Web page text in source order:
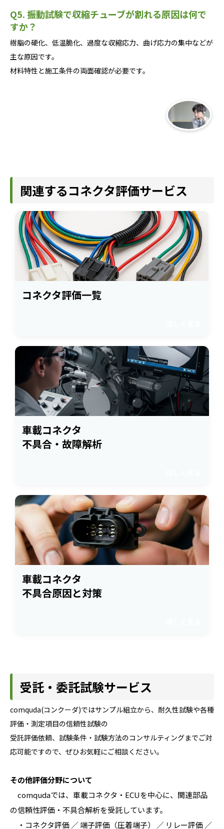
Q5. 振動試験で収縮チューブが割れる原因は何で
すか？
樹脂の硬化、低温脆化、過度な収縮応力、曲げ応力の集中などが
主な原因です。
材料特性と施工条件の両面確認が必要です。
関連するコネクタ評価サービス
コネクタ評価一覧
車載コネクタ
不具合・故障解析
車載コネクタ
不具合原因と対策
受託・委託試験サービス
comquda(コンクーダ)ではサンプル組立から、耐久性試験や各種
評価・測定項目の信頼性試験の
受託評価依頼、試験条件・試験方法のコンサルティングまでご対
応可能ですので、ぜひお気軽にご相談ください。
その他評価分野について
comqudaでは、車載コネクタ・ECUを中心に、関連部品
の信頼性評価・不具合解析を受託しています。
・コネクタ評価／端子評価（圧着端子） ／ リレー評価／